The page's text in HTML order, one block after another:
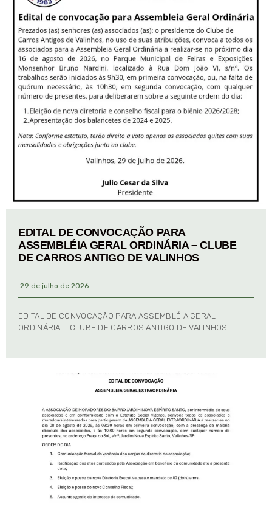
EDITAL DE CONVOCAÇÃO PARA
ASSEMBLÉIA GERAL ORDINÁRIA – CLUBE
DE CARROS ANTIGO DE VALINHOS
29 de julho de 2026
EDITAL DE CONVOCAÇÃO PARA ASSEMBLÉIA GERAL
ORDINÁRIA – CLUBE DE CARROS ANTIGO DE VALINHOS